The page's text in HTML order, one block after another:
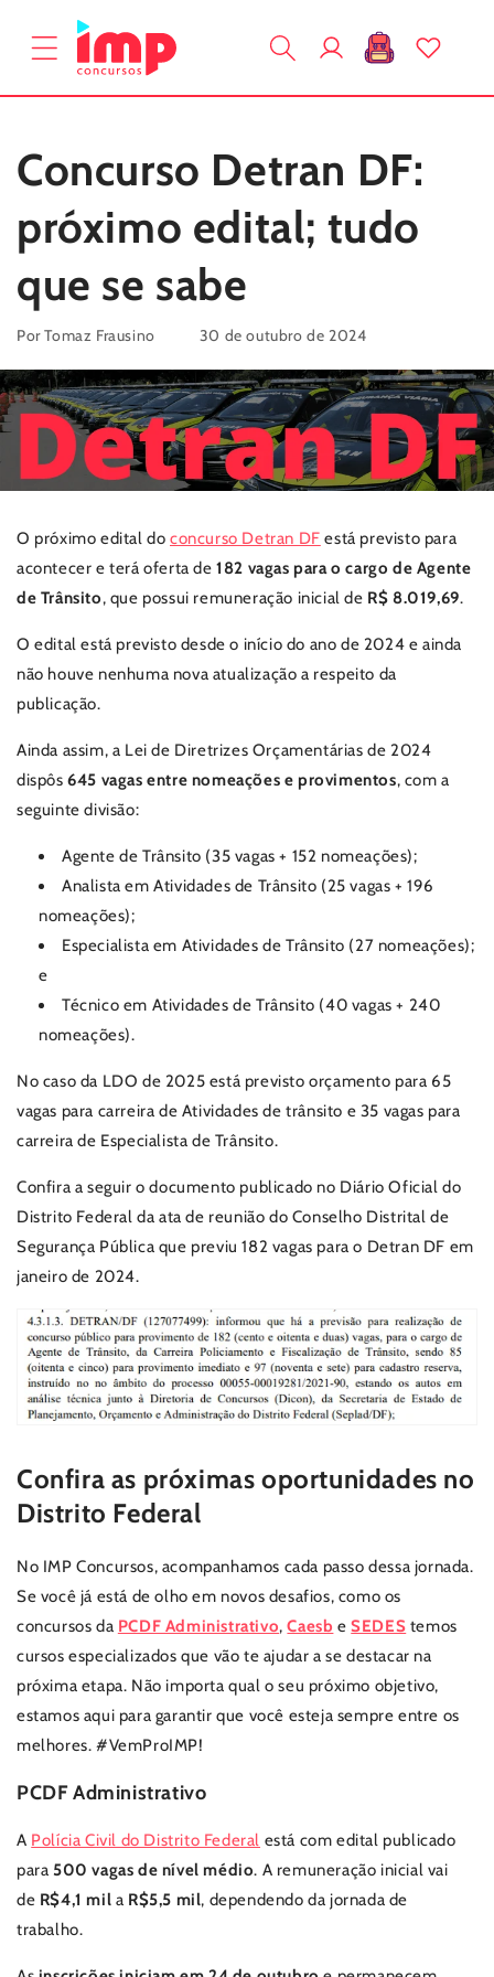
conteúdo
login
Carrinho
Concurso Detran DF:
próximo edital; tudo
que se sabe
Por Tomaz Frausino 30 de outubro de 2024
O próximo edital do concurso Detran DF está previsto para
acontecer e terá oferta de182 vagas para o cargo de Agente
de Trânsito, que possui remuneração inicial de R$ 8.019,69.
O edital está previsto desde o início do ano de 2024 e ainda
não houve nenhuma nova atualização a respeito da
publicação.
Ainda assim, a Lei de Diretrizes Orçamentárias de 2024
dispôs645 vagas entre nomeações e provimentos, com a
seguinte divisão:
Agente de Trânsito (35 vagas + 152 nomeações);
Analista em Atividades de Trânsito (25 vagas + 196
nomeações);
Especialista em Atividades de Trânsito (27 nomeações);
e
Técnico em Atividades de Trânsito (40 vagas + 240
nomeações).
No caso da LDO de 2025 está previsto orçamento para 65
vagas para carreira de Atividades de trânsito e 35 vagas para
carreira de Especialista de Trânsito.
Confira a seguir o documento publicado no Diário Oficial do
Distrito Federal da ata de reunião do Conselho Distrital de
Segurança Pública que previu 182 vagas para o Detran DF em
janeiro de 2024.
Confira as próximas oportunidades no
Distrito Federal
No IMP Concursos, acompanhamos cada passo dessa jornada.
Se você já está de olho em novos desafios, como os
concursos da PCDF Administrativo,Caesb e SEDES temos
cursos especializados que vão te ajudar a se destacar na
próxima etapa. Não importa qual o seu próximo objetivo,
estamos aqui para garantir que você esteja sempre entre os
melhores. #VemProIMP!
PCDF Administrativo
A Polícia Civil do Distrito Federal está com edital publicado
para 500 vagas de nível médio. A remuneração inicial vai
de R$4,1 mil a R$5,5 mil, dependendo da jornada de
trabalho.